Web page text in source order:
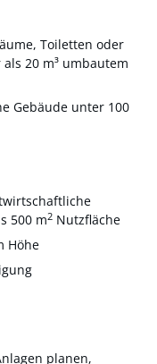
Toiletten oder
20 m³ umbautem
Gebäude unter 100
500 m2 Nutzfläche
Höhe
planen,